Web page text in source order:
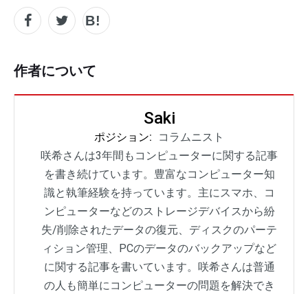
作者について
Saki
ポジション:
コラムニスト
咲希さんは3年間もコンピューターに関する記事
を書き続けています。豊富なコンピューター知
識と執筆経験を持っています。主にスマホ、コ
ンピューターなどのストレージデバイスから紛
失/削除されたデータの復元、ディスクのパーテ
ィション管理、PCのデータのバックアップなど
に関する記事を書いています。咲希さんは普通
の人も簡単にコンピューターの問題を解決でき